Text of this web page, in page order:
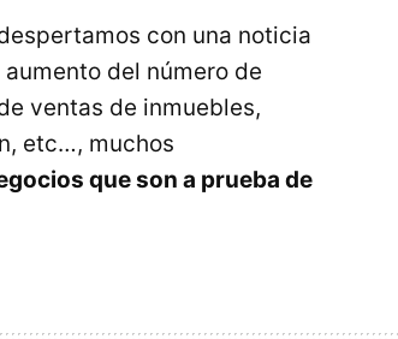
con una noticia
del número de
ventas de inmuebles,
etc…, muchos
que son a prueba de